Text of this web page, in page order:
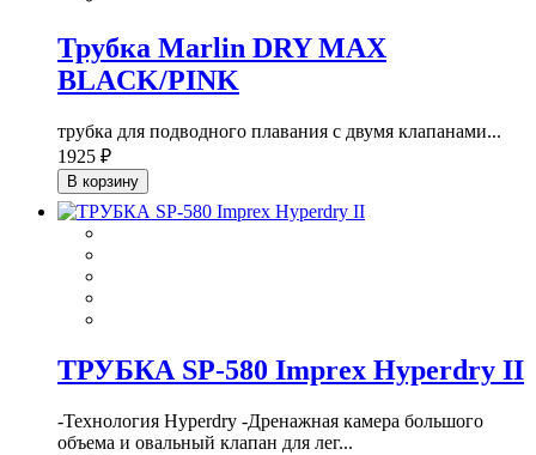
Трубка Marlin DRY MAX
BLACK/PINK
трубка для подводного плавания с двумя клапанами...
1925 ₽
В корзину
ТРУБКА SP-580 Imprex Hyperdry II
-Технология Hyperdry -Дренажная камера большого
объема и овальный клапан для лег...